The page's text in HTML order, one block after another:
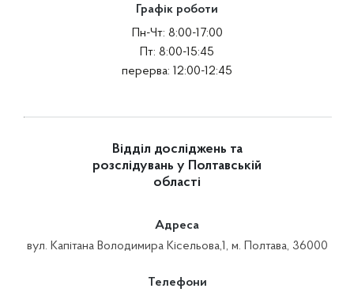
Графік роботи
Пн-Чт: 8:00-17:00
Пт: 8:00-15:45
перерва: 12:00-12:45
Відділ досліджень та
розслідувань у Полтавській
області
Адреса
вул. Капітана Володимира Кісельова,1, м. Полтава, 36000
Телефони